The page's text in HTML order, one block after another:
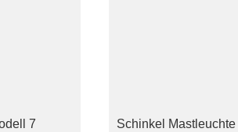
7 Schinkel Mastleuchte